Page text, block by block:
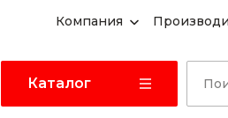
Компания
Каталог